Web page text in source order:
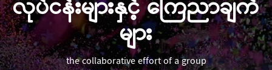
လုပ်ငန်းများနှင့် ကြေညာချက်
များ
the collaborative effort of a group